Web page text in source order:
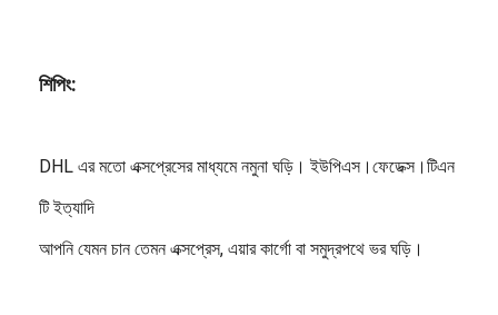
শিপিং:
DHL এর মতো এক্সপ্রেসের মাধ্যমে নমুনা ঘড়ি। ইউপিএস।ফেডেক্স।টিএন
টি ইত্যাদি
আপনি যেমন চান তেমন এক্সপ্রেস, এয়ার কার্গো বা সমুদ্রপথে ভর ঘড়ি।